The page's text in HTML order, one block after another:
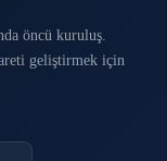
öncü kuruluş.
geliştirmek için